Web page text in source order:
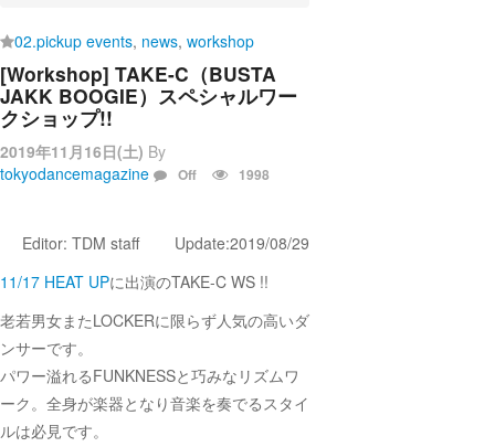
02.pickup events, news, workshop
[Workshop] TAKE-C（BUSTA
JAKK BOOGIE）スペシャルワー
クショップ!!
2019年11月16日(土) By
tokyodancemagazine
Off 1998
Editor: TDM staff Update:2019/08/29
11/17 HEAT UPに出演のTAKE-C WS !!
老若男女またLOCKERに限らず人気の高いダ
ンサーです。
パワー溢れるFUNKNESSと巧みなリズムワ
ーク。全身が楽器となり音楽を奏でるスタイ
ルは必見です。